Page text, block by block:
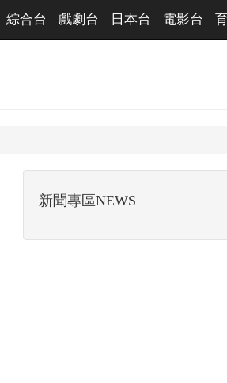
綜合台 戲劇台 日本台 電影台
新聞專區NEWS